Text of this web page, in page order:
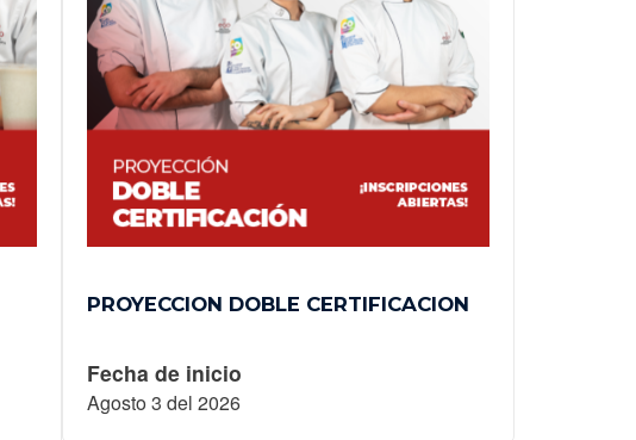
PROYECCION DOBLE CERTIFICACION
Fecha de inicio
Agosto 3 del 2026